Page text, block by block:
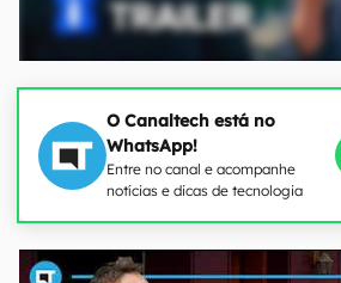
O Canaltech está no
WhatsApp!
Entre no canal e acompanhe
notícias e dicas de tecnologia